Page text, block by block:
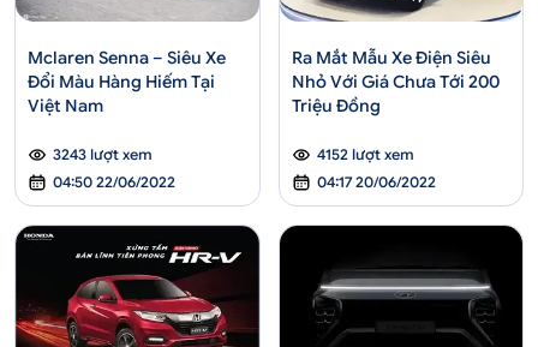
Mclaren Senna – Siêu Xe
Đổi Màu Hàng Hiếm Tại
Việt Nam
3243 lượt xem
04:50 22/06/2022
Ra Mắt Mẫu Xe Điện Siêu
Nhỏ Với Giá Chưa Tới 200
Triệu Đồng
4152 lượt xem
04:17 20/06/2022